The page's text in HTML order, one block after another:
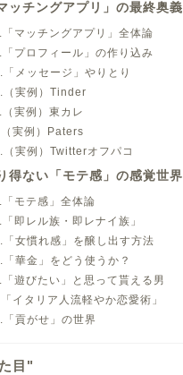
ッチングアプリ」の最終奥義
「マッチングアプリ」全体論
「プロフィール」の作り込み
「メッセージ」やりとり
（実例）Tinder
（実例）東カレ
（実例）Paters
（実例）Twitterオフパコ
得ない「モテ感」の感覚世界
「モテ感」全体論
「即レル族・即レナイ族」
「女慣れ感」を醸し出す方法
「華金」をどう使うか？
「遊びたい」と思って貰える男
「イタリア人流軽やか恋愛術」
「貢がせ」の世界
目"